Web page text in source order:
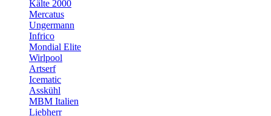
Kälte 2000
Mercatus
Ungermann
Infrico
Mondial Elite
Wirlpool
Artserf
Icematic
Asskühl
MBM Italien
Liebherr